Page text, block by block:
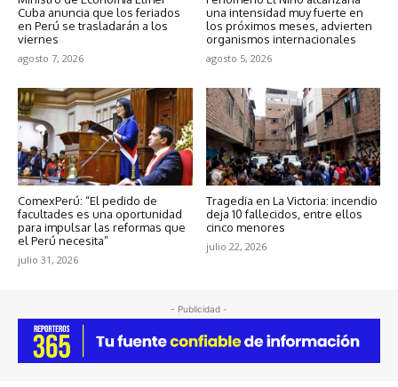
Cuba anuncia que los feriados
en Perú se trasladarán a los
viernes
agosto 7, 2026
una intensidad muy fuerte en
los próximos meses, advierten
organismos internacionales
agosto 5, 2026
ComexPerú: “El pedido de
facultades es una oportunidad
para impulsar las reformas que
el Perú necesita”
julio 31, 2026
Tragedia en La Victoria: incendio
deja 10 fallecidos, entre ellos
cinco menores
julio 22, 2026
- Publicidad -